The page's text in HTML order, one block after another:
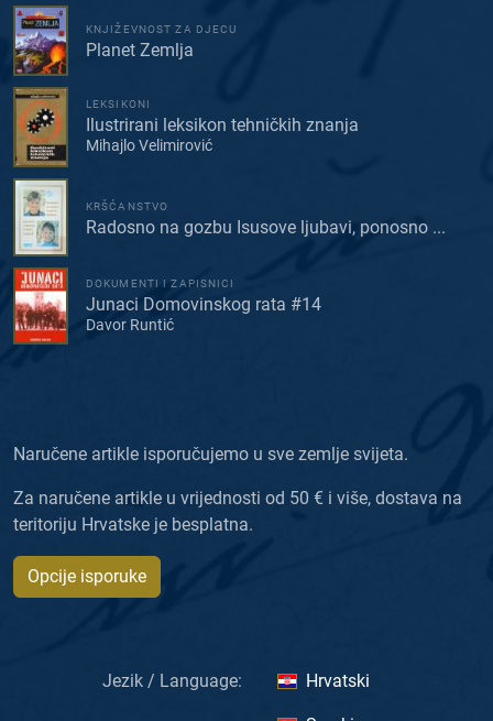
KNJIŽEVNOST ZA DJECU
Planet Zemlja
LEKSIKONI
Ilustrirani leksikon tehničkih znanja
Mihajlo Velimirović
KRŠĆANSTVO
Radosno na gozbu Isusove ljubavi, ponosno ...
DOKUMENTI I ZAPISNICI
Junaci Domovinskog rata #14
Davor Runtić
Naručene artikle isporučujemo u sve zemlje svijeta.
Za naručene artikle u vrijednosti od 50 € i više, dostava na
teritoriju Hrvatske je besplatna.
Opcije isporuke
Jezik / Language: Hrvatski